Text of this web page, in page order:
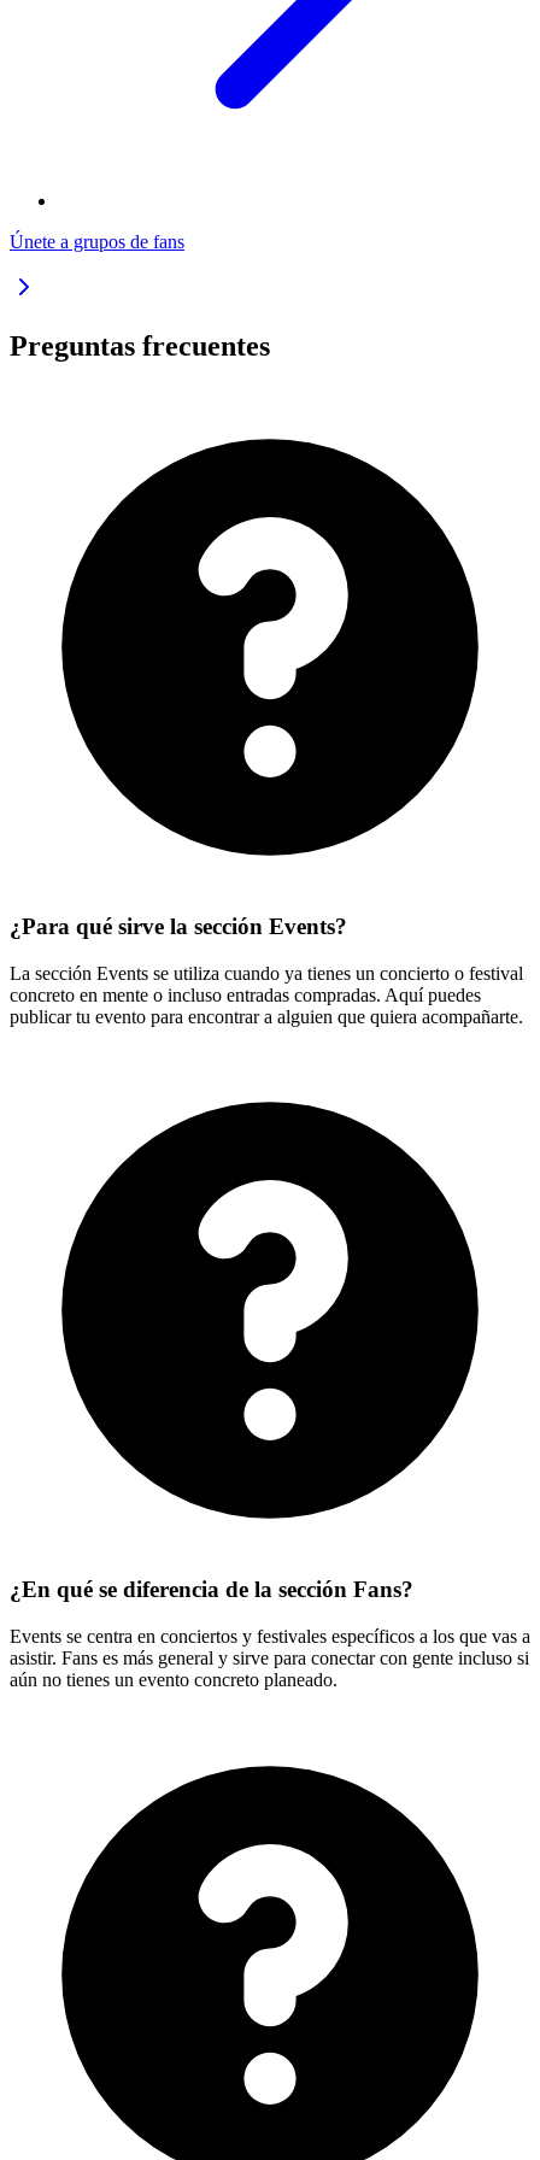
Únete a grupos de fans
Preguntas frecuentes
¿Para qué sirve la sección Events?
La sección Events se utiliza cuando ya tienes un concierto o festival
concreto en mente o incluso entradas compradas. Aquí puedes
publicar tu evento para encontrar a alguien que quiera acompañarte.
¿En qué se diferencia de la sección Fans?
Events se centra en conciertos y festivales específicos a los que vas a
asistir. Fans es más general y sirve para conectar con gente incluso si
aún no tienes un evento concreto planeado.